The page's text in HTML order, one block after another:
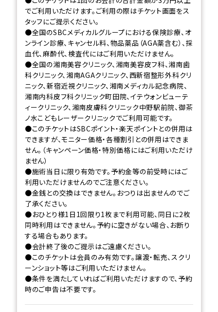
でご利用いただけます。ご利用の際はチケット画面をス
タッフにご提示ください。
●全国のSBCメディカルグループにおける保険診療、オ
ンライン診療、キャンセル料、物品薬品（AGA薬含む）、採
血代、麻酔代、検査代にはご利用いただけません。
●全国の湘南美容クリニック、湘南美容皮フ科、湘南歯
科クリニック、湘南AGAクリニック、西新宿整形外科クリ
ニック、新宿近視クリニック、湘南メディカル記念病院、
湘南内科皮フ科クリニック町田院、イテウォンビューテ
ィークリニック、湘南皮膚科クリニック中野駅前院、御茶
ノ水こどもレーザークリニックでご利用可能です。
●このチケットはSBCポイント・楽天ポイントとの併用は
できますが、モニター価格・各種割引との併用はできま
せん。（キャンペーン価格・特別価格にはご利用いただけ
ません）
●施術当日に限り有効です。予約金等の前受時にはご
利用いただけませんのでご注意ください。
●金銭との交換はできません。おつりは出ませんのでご
了承ください。
●おひとり様1日1回限り1枚まで利用可能、同日に2枚
同時利用はできません。予約に空きがない場合、お断り
する場合もあります。
●会計終了後のご提示はご遠慮ください。
●このチケットは会員のみ有効です。譲渡・転売、スクリ
ーンショット等はご利用いただけません。
●条件を満たしていればご利用いただけますので、予約
時のご申告は不要です。